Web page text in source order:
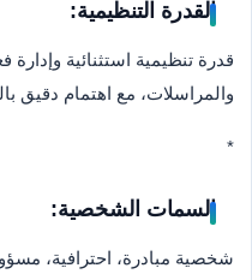
القدرة التنظيمية:
قدرة تنظيمية استثنائية وإدارة
والمراسلات، مع اهتمام دقيق
*
السمات الشخصية:
شخصية مبادرة، احترافية،